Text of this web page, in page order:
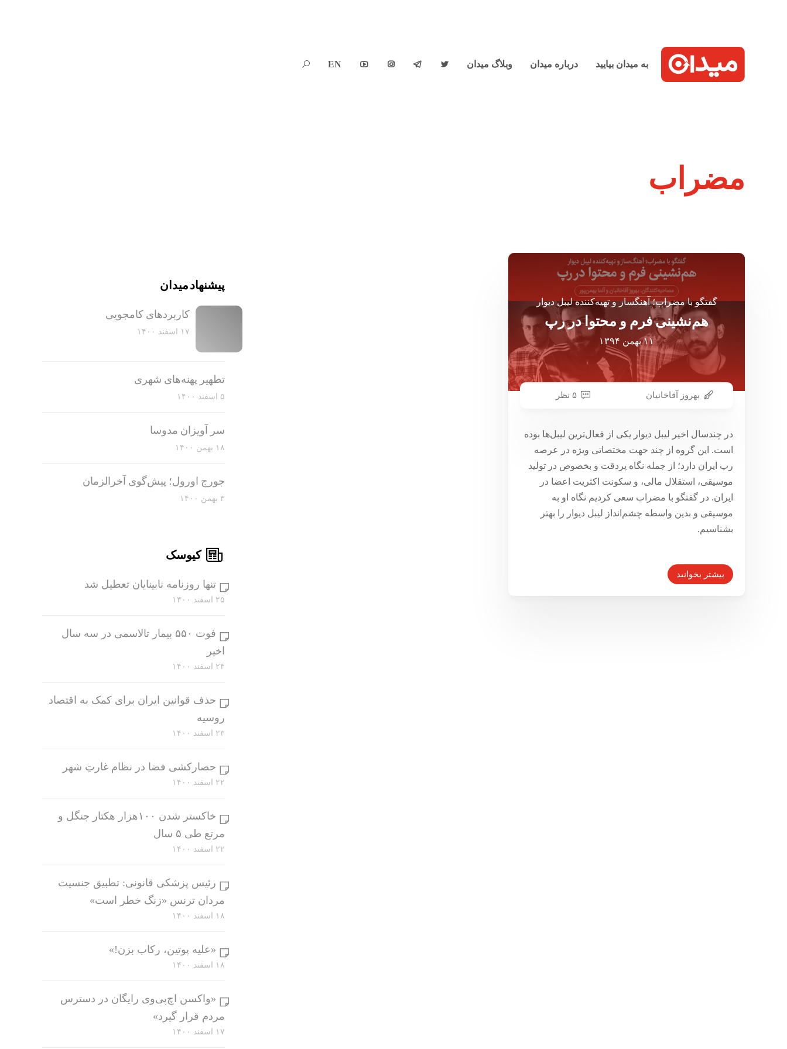
به میدان بیایید درباره میدان وبلاگ میدان 



EN

مضراب
گفتگو با مضراب؛ آهنگساز و تهیه‌کننده لیبل دیوار
هم‌نشینی فرم و محتوا در رپ
۱۱ بهمن ۱۳۹۴
بهروز آقاخانیان ۵ نظر
در چندسال اخیر لیبل دیوار یکی از فعال‌ترین لیبل‌ها بوده
است. این گروه از چند جهت مختصاتی ویژه در عرصه
رپ ایران دارد؛ از جمله نگاه پردقت و بخصوص در تولید
موسیقی، استقلال مالی، و سکونت اکثریت اعضا در
ایران. در گفتگو با مضراب سعی کردیم نگاه او به
موسیقی و بدین واسطه چشم‌انداز لیبل دیوار را بهتر
بشناسیم.
بیشتر بخوانید
پیشنهاد میدان
کاربرد‌های کامجویی
۱۷ اسفند ۱۴۰۰
تطهیر پهنه‌های شهری
۵ اسفند ۱۴۰۰
سر آویزان مدوسا
۱۸ بهمن ۱۴۰۰
جورج اورول؛ پیش‌گوی آخرالزمان
۳ بهمن ۱۴۰۰
کیوسک
تنها روزنامه نابینایان تعطیل شد
۲۵ اسفند ۱۴۰۰
فوت ۵۵۰ بیمار تالاسمی در سه سال
اخیر
۲۴ اسفند ۱۴۰۰
حذف قوانین ایران برای کمک به اقتصاد
روسیه
۲۳ اسفند ۱۴۰۰
حصارکشی فضا در نظام غارتِ شهر
۲۲ اسفند ۱۴۰۰
خاکستر شدن ۱۰۰هزار هکتار جنگل و
مرتع طی ۵ سال
۲۲ اسفند ۱۴۰۰
رئیس پزشکی قانونی: تطبیق جنسیت
مردان ترنس «زنگ خطر است»
۱۸ اسفند ۱۴۰۰
«علیه پوتین، رکاب بزن!»
۱۸ اسفند ۱۴۰۰
«واکسن اچ‌پی‌وی رایگان در دسترس
مردم قرار گیرد»
۱۷ اسفند ۱۴۰۰